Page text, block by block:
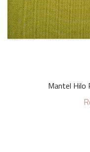
Mantel Hilo